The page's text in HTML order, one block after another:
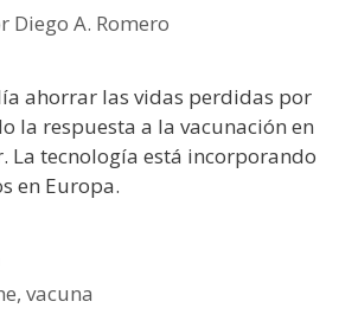
Diego A. Romero
ahorrar las vidas perdidas por
la respuesta a la vacunación en
La tecnología está incorporando
en Europa.
,vacuna